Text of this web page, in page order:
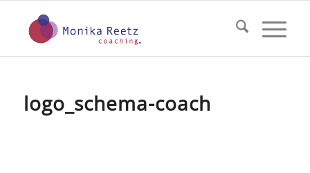
logo_schema-coach